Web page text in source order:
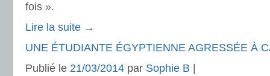
fois ».
Lire la suite →
UNE ÉTUDIANTE ÉGYPTIENNE AGRESSÉE À
Publié le 21/03/2014 par Sophie B